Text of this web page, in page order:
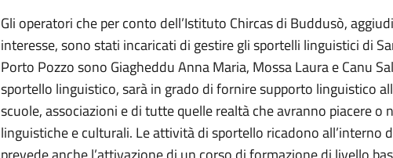
Gli operatori che per conto dell’Istituto Chircas di Buddusò,
interesse, sono stati incaricati di gestire gli sportelli linguistici di
Porto Pozzo sono Giagheddu Anna Maria, Mossa Laura e Canu
sportello linguistico, sarà in grado di fornire supporto linguistico
scuole, associazioni e di tutte quelle realtà che avranno piacere o
linguistiche e culturali. Le attività di sportello ricadono all’interno